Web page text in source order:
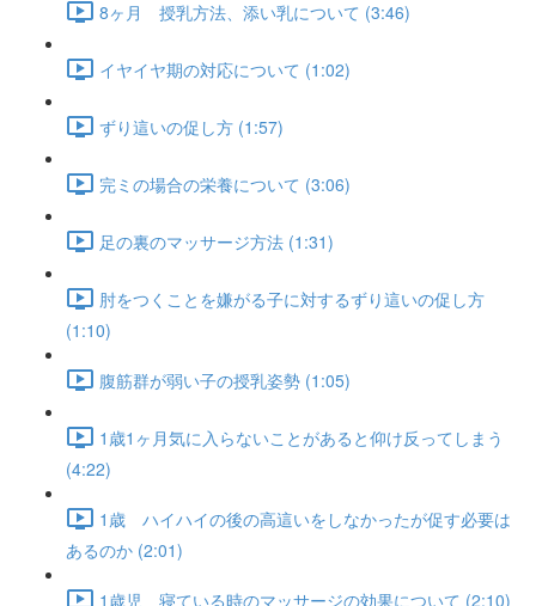
8ヶ月 授乳方法、添い乳について (3:46)
イヤイヤ期の対応について (1:02)
ずり這いの促し方 (1:57)
完ミの場合の栄養について (3:06)
足の裏のマッサージ方法 (1:31)
肘をつくことを嫌がる子に対するずり這いの促し方
(1:10)
腹筋群が弱い子の授乳姿勢 (1:05)
1歳1ヶ月気に入らないことがあると仰け反ってしまう
(4:22)
1歳 ハイハイの後の高這いをしなかったが促す必要は
あるのか (2:01)
1歳児 寝ている時のマッサージの効果について (2:10)